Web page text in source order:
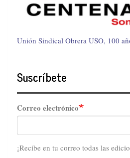
Unión Sindical Obrera USO, 100
Suscríbete
Correo electrónico
¡Recibe en tu correo todas las